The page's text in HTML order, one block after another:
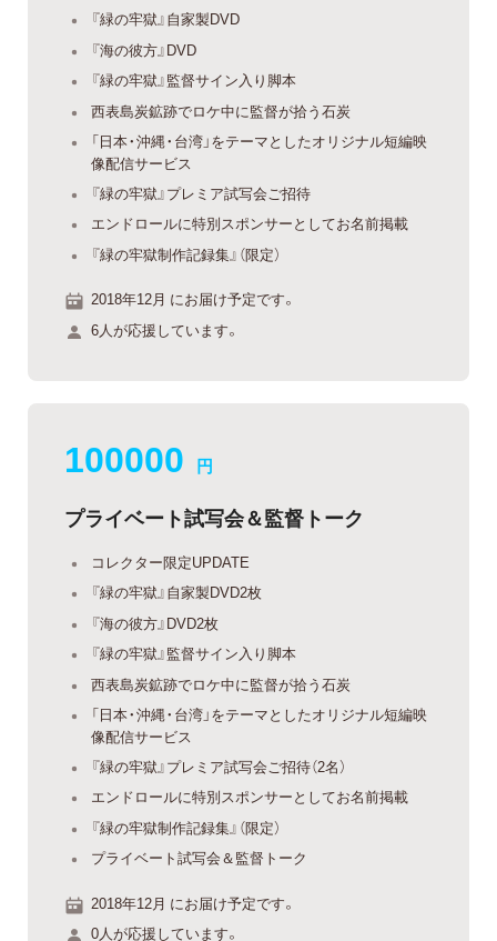
『緑の牢獄』自家製DVD
『海の彼方』DVD
『緑の牢獄』監督サイン入り脚本
西表島炭鉱跡でロケ中に監督が拾う石炭
「日本・沖縄・台湾」をテーマとしたオリジナル短編映
像配信サービス
『緑の牢獄』プレミア試写会ご招待
エンドロールに特別スポンサーとしてお名前掲載
『緑の牢獄制作記録集』（限定）
2018年12月 にお届け予定です。
6人が応援しています。
100000 円
プライベート試写会＆監督トーク
コレクター限定UPDATE
『緑の牢獄』自家製DVD2枚
『海の彼方』DVD2枚
『緑の牢獄』監督サイン入り脚本
西表島炭鉱跡でロケ中に監督が拾う石炭
「日本・沖縄・台湾」をテーマとしたオリジナル短編映
像配信サービス
『緑の牢獄』プレミア試写会ご招待（2名）
エンドロールに特別スポンサーとしてお名前掲載
『緑の牢獄制作記録集』（限定）
プライベート試写会＆監督トーク
2018年12月 にお届け予定です。
0人が応援しています。